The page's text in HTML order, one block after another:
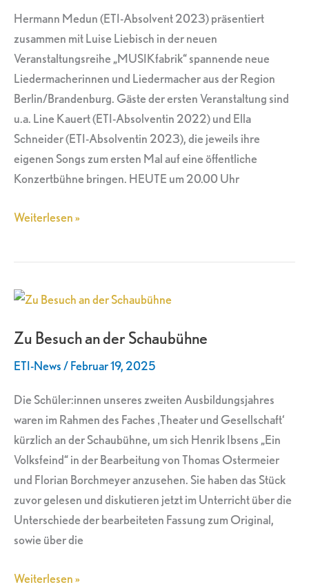
Hermann Medun (ETI-Absolvent 2023) präsentiert
zusammen mit Luise Liebisch in der neuen
Veranstaltungsreihe „MUSIKfabrik“ spannende neue
Liedermacherinnen und Liedermacher aus der Region
Berlin/Brandenburg. Gäste der ersten Veranstaltung sind
u.a. Line Kauert (ETI-Absolventin 2022) und Ella
Schneider (ETI-Absolventin 2023), die jeweils ihre
eigenen Songs zum ersten Mal auf eine öffentliche
Konzertbühne bringen. HEUTE um 20.00 Uhr
Medun
in
der
MUSIKfabrik.
Weiterlesen »
Zu Besuch an der Schaubühne
ETI-News/Februar 19, 2025
Die Schüler:innen unseres zweiten Ausbildungsjahres
waren im Rahmen des Faches ‚Theater und Gesellschaft‘
kürzlich an der Schaubühne, um sich Henrik Ibsens „Ein
Volksfeind“ in der Bearbeitung von Thomas Ostermeier
und Florian Borchmeyer anzusehen. Sie haben das Stück
zuvor gelesen und diskutieren jetzt im Unterricht über die
Unterschiede der bearbeiteten Fassung zum Original,
sowie über die
Zu
an
Weiterlesen »